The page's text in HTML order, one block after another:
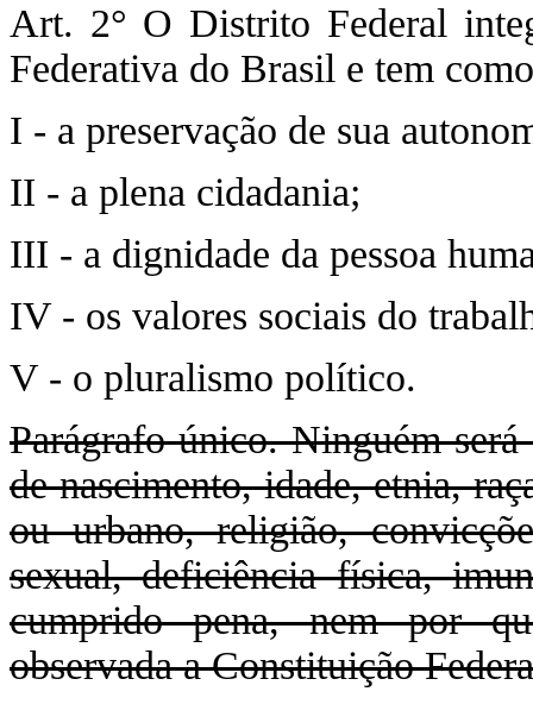
Art. 2° O Distrito Federal
Federativa do Brasil e tem
I - a preservação de sua
II - a plena cidadania;
III - a dignidade da pessoa
IV - os valores sociais do
V - o pluralismo político.
Parágrafo único. Ninguém
de nascimento, idade, etnia,
ou urbano, religião,
sexual, deficiência física,
cumprido pena, nem por
observada a Constituição